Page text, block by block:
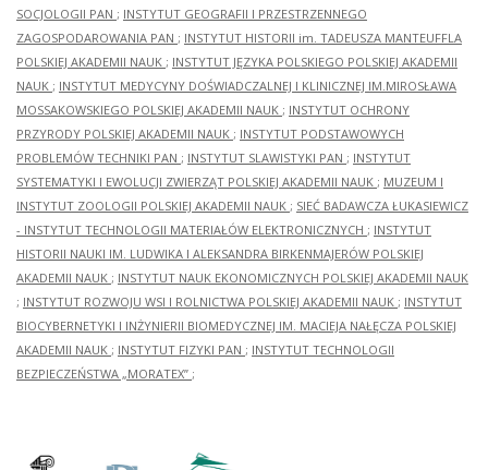
SOCJOLOGII PAN ; INSTYTUT GEOGRAFII I PRZESTRZENNEGO
ZAGOSPODAROWANIA PAN ; INSTYTUT HISTORII im. TADEUSZA MANTEUFFLA
POLSKIEJ AKADEMII NAUK ; INSTYTUT JĘZYKA POLSKIEGO POLSKIEJ AKADEMII
NAUK ; INSTYTUT MEDYCYNY DOŚWIADCZALNEJ I KLINICZNEJ IM.MIROSŁAWA
MOSSAKOWSKIEGO POLSKIEJ AKADEMII NAUK ; INSTYTUT OCHRONY
PRZYRODY POLSKIEJ AKADEMII NAUK ; INSTYTUT PODSTAWOWYCH
PROBLEMÓW TECHNIKI PAN ; INSTYTUT SLAWISTYKI PAN ; INSTYTUT
SYSTEMATYKI I EWOLUCJI ZWIERZĄT POLSKIEJ AKADEMII NAUK ; MUZEUM I
INSTYTUT ZOOLOGII POLSKIEJ AKADEMII NAUK ; SIEĆ BADAWCZA ŁUKASIEWICZ
- INSTYTUT TECHNOLOGII MATERIAŁÓW ELEKTRONICZNYCH ; INSTYTUT
HISTORII NAUKI IM. LUDWIKA I ALEKSANDRA BIRKENMAJERÓW POLSKIEJ
AKADEMII NAUK ; INSTYTUT NAUK EKONOMICZNYCH POLSKIEJ AKADEMII NAUK
; INSTYTUT ROZWOJU WSI I ROLNICTWA POLSKIEJ AKADEMII NAUK ; INSTYTUT
BIOCYBERNETYKI I INŻYNIERII BIOMEDYCZNEJ IM. MACIEJA NAŁĘCZA POLSKIEJ
AKADEMII NAUK ; INSTYTUT FIZYKI PAN ; INSTYTUT TECHNOLOGII
BEZPIECZEŃSTWA „MORATEX” ;